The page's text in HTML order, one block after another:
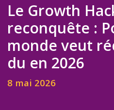
Le Growth
reconquête :
monde veut
du en 2026
8 mai 2026